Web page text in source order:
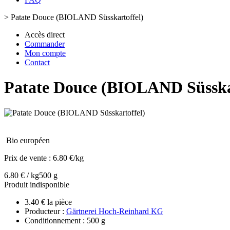
> Patate Douce (BIOLAND Süsskartoffel)
Accès direct
Commander
Mon compte
Contact
Patate Douce (BIOLAND
Bio européen
Prix de vente : 6.80 €/kg
6.80 € / kg500 g
Produit indisponible
3.40 € la pièce
Producteur : Gärtnerei Hoch-Reinhard KG
Conditionnement : 500 g